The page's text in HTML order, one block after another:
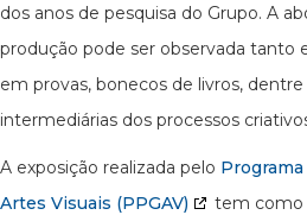
dos anos de pesquisa do Grupo. A
produção pode ser observada tanto
em provas, bonecos de livros,
intermediárias dos processos
A exposição realizada pelo
Artes Visuais (PPGAV)
tem como